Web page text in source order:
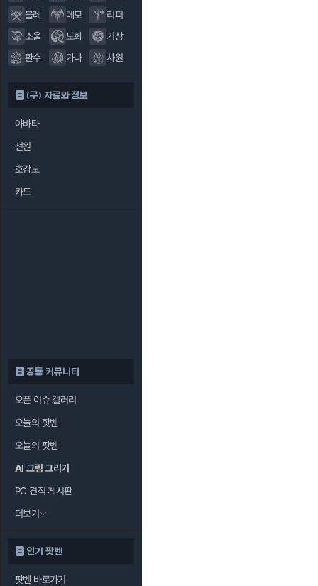
블레
데모
리퍼
소울
도화
기상
환수
가나 차원
(구) 자료와 정보
아바타
선원
호감도
카드
공통 커뮤니티
오픈 이슈 갤러리
오늘의 핫벤
오늘의 팟벤
AI 그림 그리기
PC 견적 게시판
더보기
인기 팟벤
팟벤 바로가기